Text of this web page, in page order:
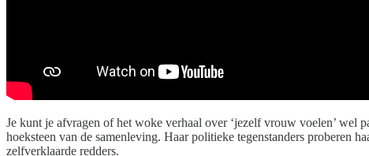
Je kunt je afvragen of het woke verhaal over ‘jezelf vrouw voelen’ wel
hoeksteen van de samenleving. Haar politieke tegenstanders proberen
zelfverklaarde redders.